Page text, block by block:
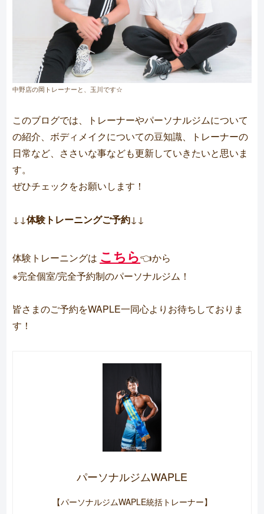
中野店の岡トレーナーと、玉川です☆
このブログでは、トレーナーやパーソナルジムについて
の紹介、ボディメイクについての豆知識、トレーナーの
日常など、ささいな事なども更新していきたいと思いま
す。
ぜひチェックをお願いします！
↓↓体験トレーニングご予約↓↓
体験トレーニングは こちら👈から
※完全個室/完全予約制のパーソナルジム！
皆さまのご予約をWAPLE一同心よりお待ちしておりま
す！
パーソナルジムWAPLE
【パーソナルジムWAPLE統括トレーナー】